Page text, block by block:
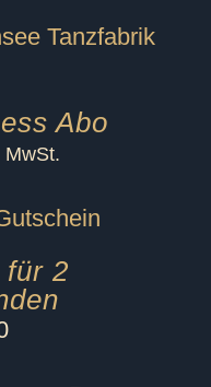
Abo
MwSt.
für 2